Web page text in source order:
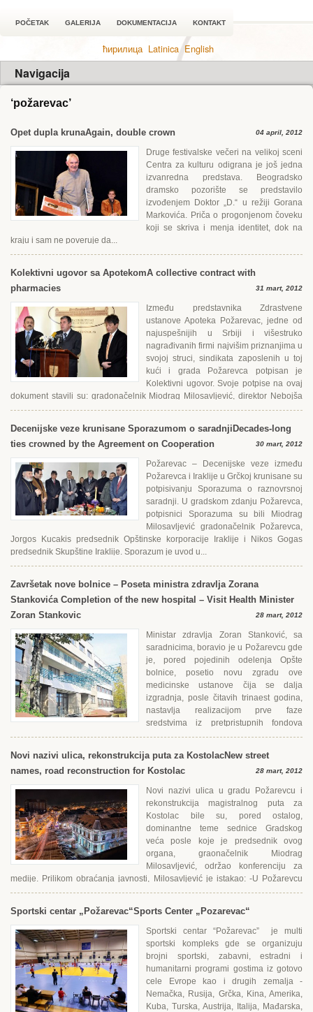
POČETAK GALERIJA DOKUMENTACIJA KONTAKT
ћирилица Latinica English
Navigacija
‘požarevac’
Opet dupla krunaAgain, double crown 04 april, 2012
Druge festivalske večeri na velikoj sceni
Centra za kulturu odigrana je još jedna
izvanredna predstava. Beogradsko
dramsko pozorište se predstavilo
izvođenjem Doktor „D.“ u režiji Gorana
Markovića. Priča o progonjenom čoveku
koji se skriva i menja identitet, dok na
kraju i sam ne poveruje da...
Kolektivni ugovor sa ApotekomA collective contract with
pharmacies
31 mart, 2012
Između predstavnika Zdrastvene
ustanove Apoteka Požarevac, jedne od
najuspešnijih u Srbiji i višestruko
nagrađivanih firmi najvišim priznanjima u
svojoj struci, sindikata zaposlenih u toj
kući i grada Požarevca potpisan je
Kolektivni ugovor. Svoje potpise na ovaj
dokument stavili su: gradonačelnik Miodrag Milosavljević, direktor Nebojša
Jorgovanović...
Decenijske veze krunisane Sporazumom o saradnji Decades-long
ties crowned by the Agreement on Cooperation
30 mart, 2012
Požarevac – Decenijske veze između
Požarevca i Iraklije u Grčkoj krunisane su
potpisivanju Sporazuma o raznovrsnoj
saradnji. U gradskom zdanju Požarevca,
potpisnici Sporazuma su bili Miodrag
Milosavljević gradonačelnik Požarevca,
Jorgos Kucakis predsednik Opštinske korporacije Iraklije i Nikos Gogas
predsednik Skupštine Iraklije. Sporazum je uvod u...
Završetak nove bolnice – Poseta ministra zdravlja Zorana
Stankovića Completion of the new hospital – Visit Health Minister
Zoran Stankovic
28 mart, 2012
Ministar zdravlja Zoran Stanković, sa
saradnicima, boravio je u Požarevcu gde
je, pored pojedinih odelenja Opšte
bolnice, posetio novu zgradu ove
medicinske ustanove čija se dalja
izgradnja, posle čitavih trinaest godina,
nastavlja realizacijom prve faze
sredstvima iz pretpristupnih fondova
Еvropske unije u iznosu od 1.100.000...
Novi nazivi ulica, rekonstrukcija puta za KostolacNew street
names, road reconstruction for Kostolac
28 mart, 2012
Novi nazivi ulica u gradu Požarevcu i
rekonstrukcija magistralnog puta za
Kostolac bile su, pored ostalog,
dominantne teme sednice Gradskog
veća posle koje je predsednik ovog
organa, graonačelnik Miodrag
Milosavljević, održao konferenciju za
medije. Prilikom obraćanja javnosti, Milosavljević je istakao: -U Požarevcu
poslednjih 16...
Sportski centar „Požarevac“Sports Center „Pozarevac“
Sportski centar “Požarevac” je multi
sportski kompleks gde se organizuju
brojni sportski, zabavni, estradni i
humanitarni programi gostima iz gotovo
cele Еvrope kao i drugih zemalja -
Nemačka, Rusija, Grčka, Kina, Amerika,
Kuba, Turska, Austrija, Italija, Mađarska,